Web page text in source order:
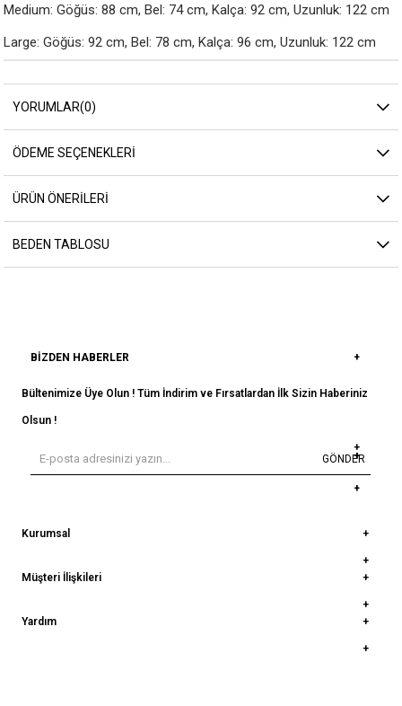
Medium: Göğüs: 88 cm, Bel: 74 cm, Kalça: 92 cm, Uzunluk: 122 cm
Large: Göğüs: 92 cm, Bel: 78 cm, Kalça: 96 cm, Uzunluk: 122 cm
YORUMLAR(0)
ÖDEME SEÇENEKLERI
ÜRÜN ÖNERILERI
BEDEN TABLOSU
BIZDEN HABERLER
Bültenimize Üye Olun ! Tüm İndirim ve Fırsatlardan İlk Sizin Haberiniz
Olsun !
GÖNDER
Kurumsal
Müşteri İlişkileri
Yardım